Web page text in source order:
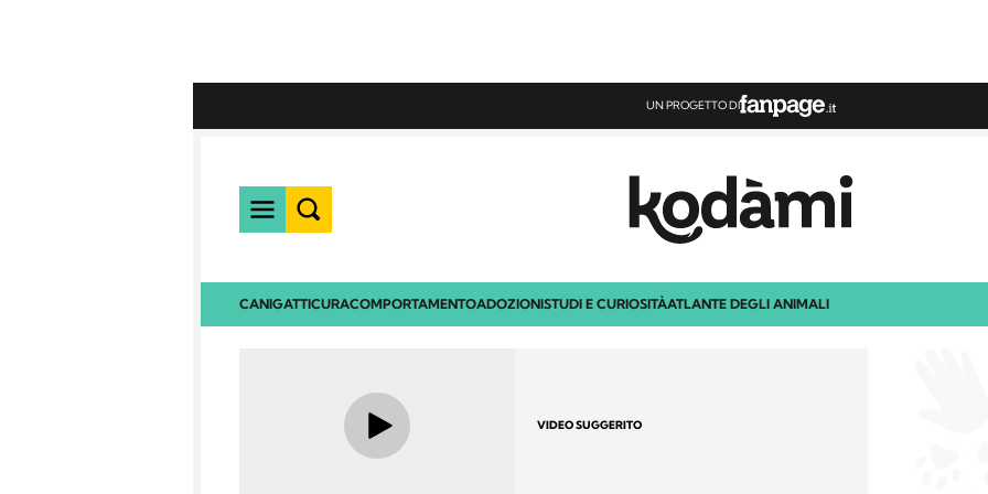
UN PROGETTO DI
CANIGATTICURACOMPORTAMENTOADOZIONISTUDI E CURIOSITÀATLANTE DEGLI ANIMALI
VIDEO SUGGERITO